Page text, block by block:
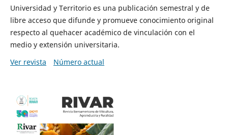
Universidad y Territorio es una publicación semestral y de
libre acceso que difunde y promueve conocimiento original
respecto al quehacer académico de vinculación con el
medio y extensión universitaria.
Ver revista
Número actual